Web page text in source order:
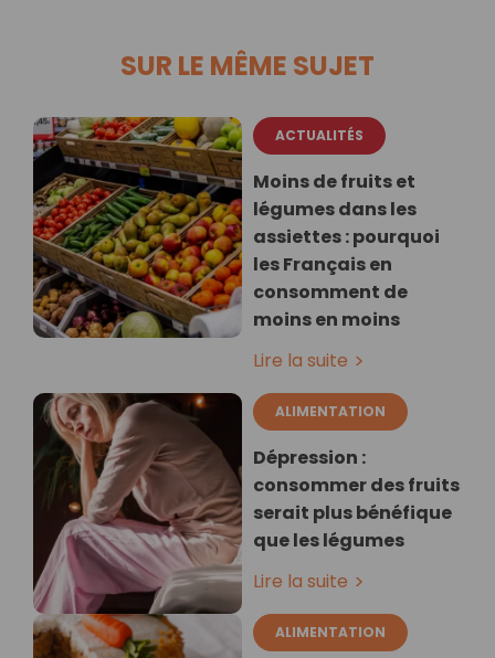
SUR LE MÊME SUJET
ACTUALITÉS
Moins de fruits et
légumes dans les
assiettes : pourquoi
les Français en
consomment de
moins en moins
Lire la suite
ALIMENTATION
Dépression :
consommer des fruits
serait plus bénéfique
que les légumes
Lire la suite
ALIMENTATION